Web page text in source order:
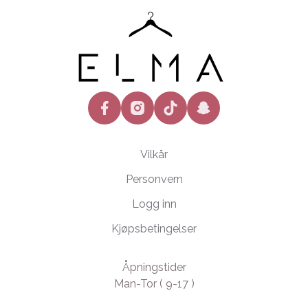
facebookinstagramtiktok snapchat
Vilkår
Personvern
Logg inn
Kjøpsbetingelser
Åpningstider
Man-Tor ( 9-17 )